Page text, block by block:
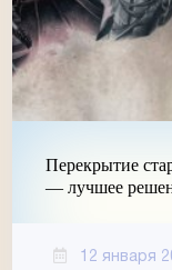
Перекрытие
— лучшее
12 января